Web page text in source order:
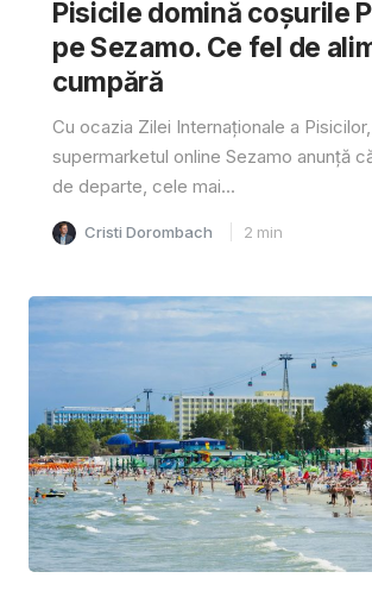
Pisicile domină coșurile
pe Sezamo. Ce fel de
cumpără
Cu ocazia Zilei Internaționale a Pisicilor,
supermarketul online Sezamo anunță
de departe, cele mai...
Cristi Dorombach 2 min